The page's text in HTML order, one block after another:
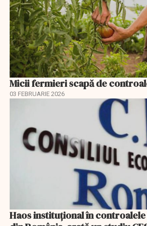
Micii fermieri scapă de
03 FEBRUARIE 2026
Haos instituțional în